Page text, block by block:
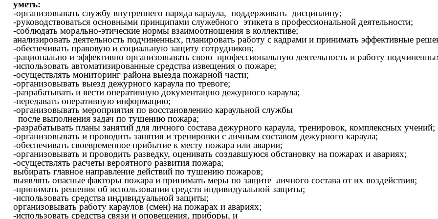
уметь:
-организовывать службу внутреннего наряда караула, поддерживать дисциплину;
-руководствоваться основными принципами служебного этикета в профессиональной деятельности;
-соблюдать морально-этические нормы взаимоотношения в коллективе;
анализировать деятельность подчиненных, планировать работу с кадрами и принимать эффективные
-обеспечивать правовую и социальную защиту сотрудников;
-рационально и эффективно организовывать свою профессиональную деятельность и работу
-использовать автоматизированные средства извещения о пожаре;
-осуществлять мониторинг района выезда пожарной части;
-организовывать выезд дежурного караула по тревоге;
-разрабатывать и вести оперативную документацию дежурного караула;
-передавать оперативную информацию;
-организовывать мероприятия по восстановлению караульной службы
после выполнения задач по тушению пожара;
-разрабатывать планы занятий для личного состава дежурного караула, тренировок, комплексных учений;
-организовывать и проводить занятия и тренировки с личным составом дежурного караула;
-обеспечивать своевременное прибытие к месту пожара или аварии;
-организовывать и проводить разведку, оценивать создавшуюся обстановку на пожарах и авариях;
-осуществлять расчеты вероятного развития пожара;
выбирать главное направление действий по тушению пожаров;
выявлять опасные факторы пожара и принимать меры по защите личного состава от их воздействия;
-принимать решения об использовании средств индивидуальной защиты;
-использовать средства индивидуальной защиты;
организовывать работу караулов (смен) на пожарах и авариях;
-использовать средства связи и оповещения, приборы, и